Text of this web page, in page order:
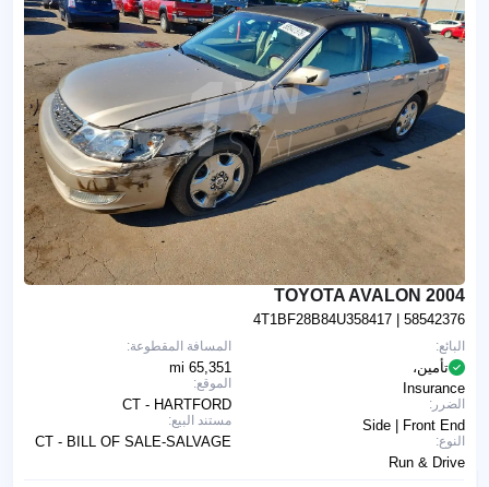
2004 TOYOTA AVALON
4T1BF28B84U358417 | 58542376
المسافة المقطوعة:
65,351 mi
الموقع:
CT - HARTFORD
مستند البيع:
CT - BILL OF SALE-SALVAGE
البائع:
تأمين،
Insurance
الضرر:
Side | Front End
النوع:
Run & Drive